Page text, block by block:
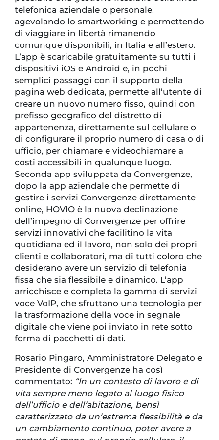
telefonica aziendale o personale,
agevolando lo smartworking e permettendo
di viaggiare in libertà rimanendo
comunque disponibili, in Italia e all’estero.
L’app è scaricabile gratuitamente su tutti i
dispositivi iOS e Android e, in pochi
semplici passaggi con il supporto della
pagina web dedicata, permette all’utente di
creare un nuovo numero fisso, quindi con
prefisso geografico del distretto di
appartenenza, direttamente sul cellulare o
di configurare il proprio numero di casa o di
ufficio, per chiamare e videochiamare a
costi accessibili in qualunque luogo.
Seconda app sviluppata da Convergenze,
dopo la app aziendale che permette di
gestire i servizi Convergenze direttamente
online, HOVIO è la nuova declinazione
dell’impegno di Convergenze per offrire
servizi innovativi che facilitino la vita
quotidiana ed il lavoro, non solo dei propri
clienti e collaboratori, ma di tutti coloro che
desiderano avere un servizio di telefonia
fissa che sia flessibile e dinamico. L’app
arricchisce e completa la gamma di servizi
voce VoIP, che sfruttano una tecnologia per
la trasformazione della voce in segnale
digitale che viene poi inviato in rete sotto
forma di pacchetti di dati.
Rosario Pingaro, Amministratore Delegato e
Presidente di Convergenze ha così
commentato: “In un contesto di lavoro e di
vita sempre meno legato al luogo fisico
dell’ufficio e dell’abitazione, bensì
caratterizzato da un’estrema flessibilità e da
un cambiamento continuo, poter avere a